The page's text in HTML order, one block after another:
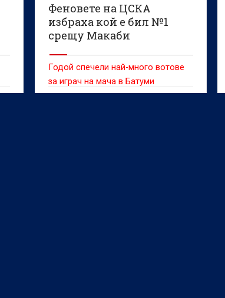
Феновете на ЦСКА
избраха кой е бил №1
срещу Макаби
Годой спечели най-много вотове
за играч на мача в Батуми